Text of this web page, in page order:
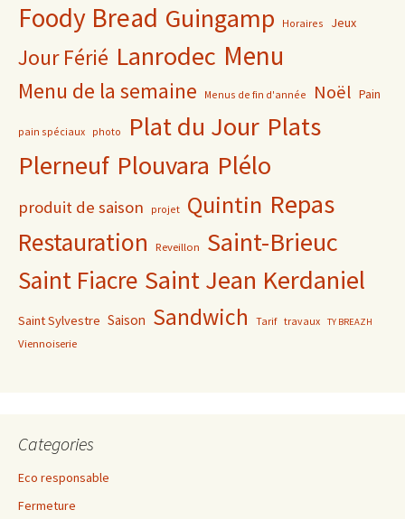
Foody Bread Guingamp Horaires Jeux
Jour Férié Lanrodec Menu
Menu de la semaine Menus de fin d'année Noël Pain
pain spéciaux photo Plat du Jour Plats
Plerneuf Plouvara Plélo
produit de saison projet Quintin Repas
Restauration Reveillon Saint-Brieuc
Saint Fiacre Saint Jean Kerdaniel
Saint Sylvestre Saison Sandwich Tarif travaux TY BREAZH
Viennoiserie
Categories
Eco responsable
Fermeture